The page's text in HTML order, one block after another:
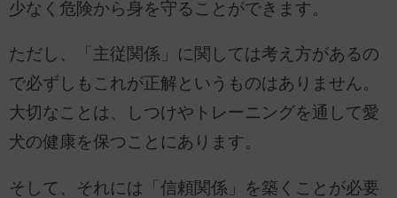
少なく危険から身を守ることができます。
ただし、「主従関係」に関しては考え方があるの
で必ずしもこれが正解というものはありません。
大切なことは、しつけやトレーニングを通して愛
犬の健康を保つことにあります。
そして、それには「信頼関係」を築くことが必要